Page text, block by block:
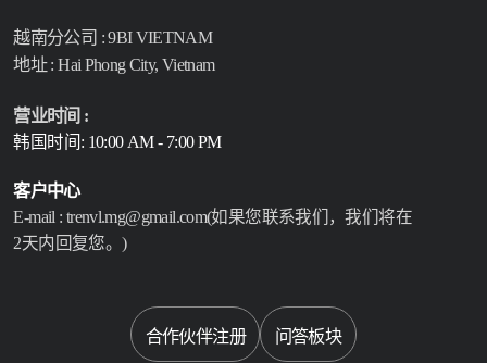
越南分公司 : 9BI VIETNAM
地址 : Hai Phong City, Vietnam
营业时间 :
韩国时间: 10:00 AM - 7:00 PM
客户中心
E-mail : trenvl.mg@gmail.com(如果您联系我们，我们将在
2天内回复您。)
合作伙伴注册 问答板块